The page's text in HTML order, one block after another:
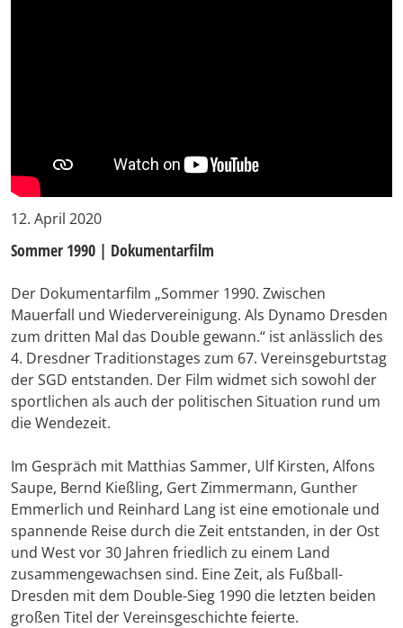
12. April 2020
Sommer 1990 | Dokumentarfilm
Der Dokumentarfilm „Sommer 1990. Zwischen
Mauerfall und Wiedervereinigung. Als Dynamo Dresden
zum dritten Mal das Double gewann.“ ist anlässlich des
4. Dresdner Traditionstages zum 67. Vereinsgeburtstag
der SGD entstanden. Der Film widmet sich sowohl der
sportlichen als auch der politischen Situation rund um
die Wendezeit.
Im Gespräch mit Matthias Sammer, Ulf Kirsten, Alfons
Saupe, Bernd Kießling, Gert Zimmermann, Gunther
Emmerlich und Reinhard Lang ist eine emotionale und
spannende Reise durch die Zeit entstanden, in der Ost
und West vor 30 Jahren friedlich zu einem Land
zusammengewachsen sind. Eine Zeit, als Fußball-
Dresden mit dem Double-Sieg 1990 die letzten beiden
großen Titel der Vereinsgeschichte feierte.